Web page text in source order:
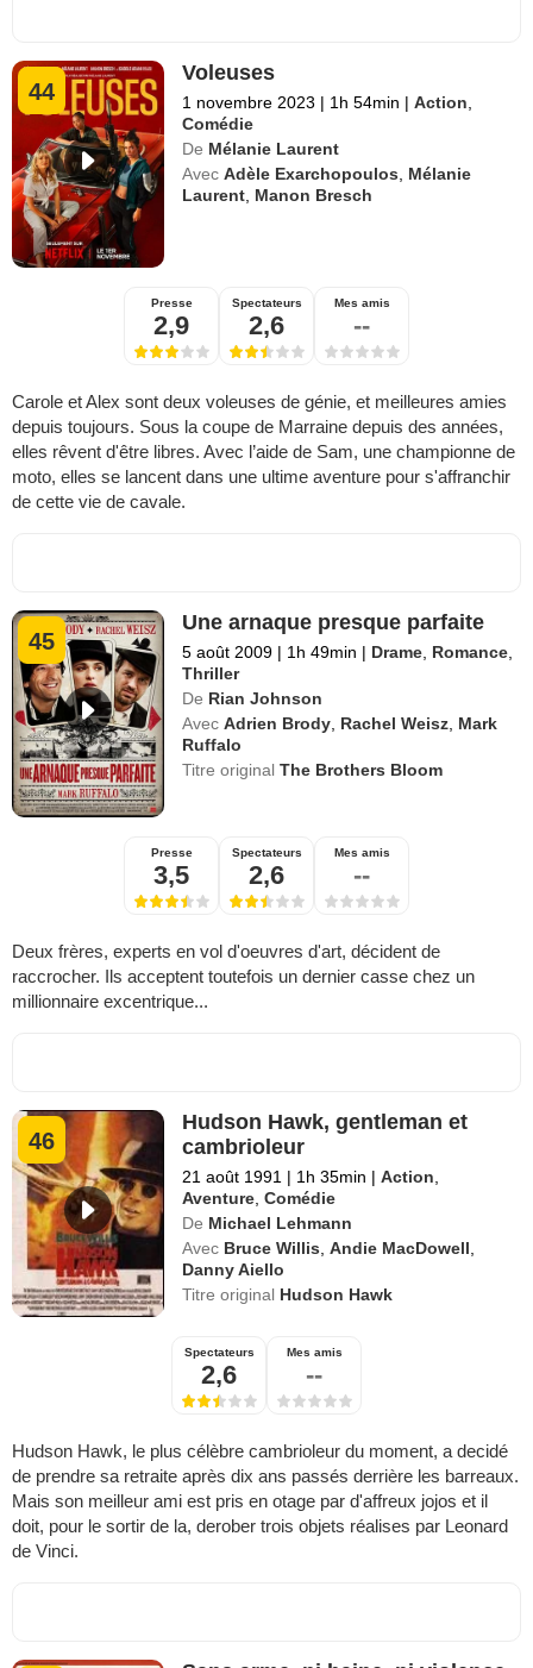
44
Voleuses
1 novembre 2023 | 1h 54min | Action
Comédie
De Mélanie Laurent
Avec Adèle Exarchopoulos
Mélanie
Laurent Manon Bresch
Presse
2,9
Spectateurs
2,6
Mes amis
--
Carole et Alex sont deux voleuses de génie, et meilleures amies
depuis toujours. Sous la coupe de Marraine depuis des années,
elles rêvent d'être libres. Avec l’aide de Sam, une championne de
moto, elles se lancent dans une ultime aventure pour s'affranchir
de cette vie de cavale.
45
Une arnaque presque parfaite
5 août 2009 | 1h 49min | Drame Romance
Thriller
De Rian Johnson
Avec Adrien Brody Rachel Weisz Mark
Ruffalo
Titre originalThe Brothers Bloom
Presse
3,5
Spectateurs
2,6
Mes amis
--
Deux frères, experts en vol d'oeuvres d'art, décident de
raccrocher. Ils acceptent toutefois un dernier casse chez un
millionnaire excentrique...
46
Hudson Hawk, gentleman et
cambrioleur
21 août 1991 | 1h 35min | Action
Aventure ,Comédie
De Michael Lehmann
Avec Bruce Willis ,Andie MacDowell
Danny Aiello
Titre original Hudson Hawk
Spectateurs
2,6
Mes amis
--
Hudson Hawk, le plus célèbre cambrioleur du moment, a decidé
de prendre sa retraite après dix ans passés derrière les barreaux.
Mais son meilleur ami est pris en otage par d'affreux jojos et il
doit, pour le sortir de la, derober trois objets réalises par Leonard
de Vinci.